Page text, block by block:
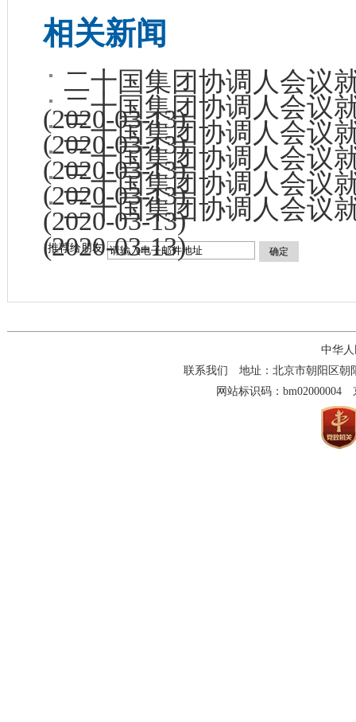
相关新闻
二十国集团协调人会议
(2020-03-13)
二十国集团协调人会议
(2020-03-13)
二十国集团协调人会议
(2020-03-13)
二十国集团协调人会议
(2020-03-13)
二十国集团协调人会议
(2020-03-13)
二十国集团协调人会议
(2020-03-13)
推荐给朋友 确定
中华
联系我们 地址：北京市朝阳区朝
网站标识码：bm02000004